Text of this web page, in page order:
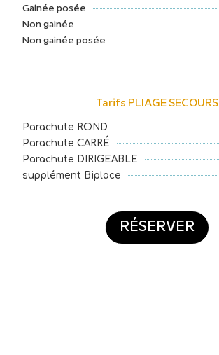
Gainée posée
Non gainée
Non gainée posée
Tarifs PLIAGE SECOURS
Parachute ROND
Parachute CARRÉ
Parachute DIRIGEABLE
supplément Biplace
RÉSERVER